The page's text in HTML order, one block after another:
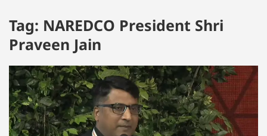
Tag: NAREDCO President Shri
Praveen Jain